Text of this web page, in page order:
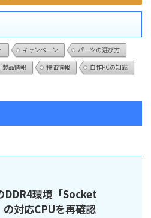
キャンペーン
パーツの選び方
製品情報 特価情報
自作PCの知識
DDR4環境「Socket
の対応CPUを再確認